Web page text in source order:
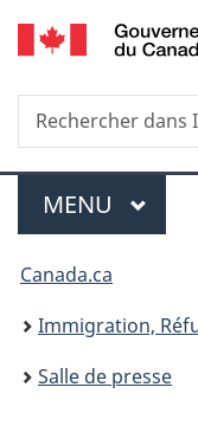
Rechercher
dans
Menu
MENU
Vous
êtes
ici :
Canada.ca
Immigration,
Salle de presse